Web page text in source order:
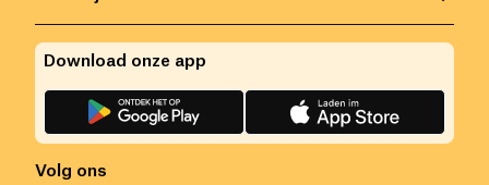
Volg ons
Download onze app